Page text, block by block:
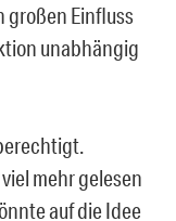
großen Einfluss
unabhängig
mehr gelesen
auf die Idee